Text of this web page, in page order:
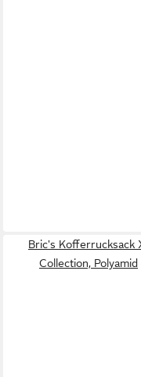
Bric's Kofferrucksack
Collection, Polyamid